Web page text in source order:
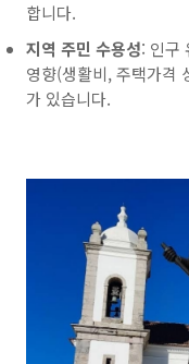
합니다.
지역 주민 수용성: 인구
영향(생활비, 주택가격
가 있습니다.